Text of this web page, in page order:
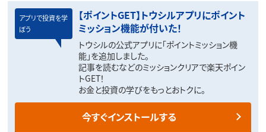
アプリで投資を学
ぼう
【ポイントGET】トウシルアプリにポイント
ミッション機能が付いた！
トウシルの公式アプリに「ポイントミッション機
能」を追加しました。
記事を読むなどのミッションクリアで楽天ポイン
トGET！
お金と投資の学びをもっとおトクに。
今すぐインストールする